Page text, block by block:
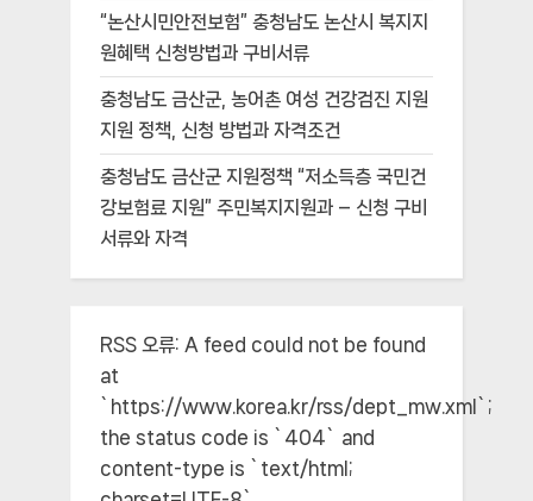
“논산시민안전보험” 충청남도 논산시 복지지
원혜택 신청방법과 구비서류
충청남도 금산군, 농어촌 여성 건강검진 지원
지원 정책, 신청 방법과 자격조건
충청남도 금산군 지원정책 “저소득층 국민건
강보험료 지원” 주민복지지원과 – 신청 구비
서류와 자격
RSS 오류: A feed could not be found
at
`https://www.korea.kr/rss/dept_mw.xml`;
the status code is `404` and
content-type is `text/html;